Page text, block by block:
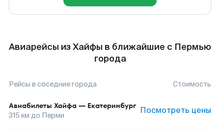
Авиарейсы из Хайфы в ближайшие с Пермью
города
Рейсы в соседние города Стоимость
Авиабилеты Хайфа — Екатеринбург
315 км до Перми Посмотреть цены